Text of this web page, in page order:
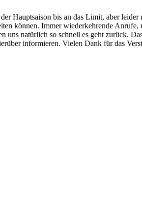
Hauptsaison bis an das Limit, aber leider
können. Immer wiederkehrende
natürlich so schnell es geht zurück.
informieren. Vielen Dank für das